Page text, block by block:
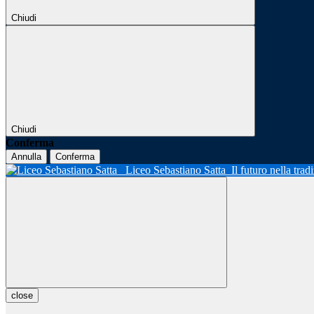
Chiudi
Chiudi
Conferma
Annulla Conferma
Liceo Sebastiano Satta Il futuro nella
close